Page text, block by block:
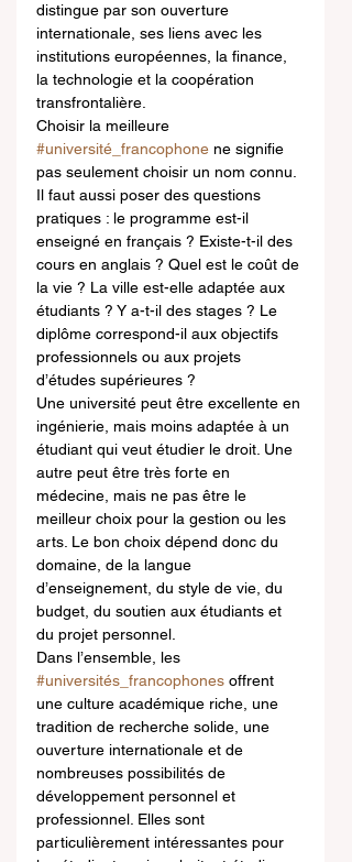
distingue par son ouverture
internationale, ses liens avec les
institutions européennes, la finance,
la technologie et la coopération
transfrontalière.
Choisir la meilleure
#université_francophone ne signifie
pas seulement choisir un nom connu.
Il faut aussi poser des questions
pratiques : le programme est-il
enseigné en français ? Existe-t-il des
cours en anglais ? Quel est le coût de
la vie ? La ville est-elle adaptée aux
étudiants ? Y a-t-il des stages ? Le
diplôme correspond-il aux objectifs
professionnels ou aux projets
d’études supérieures ?
Une université peut être excellente en
ingénierie, mais moins adaptée à un
étudiant qui veut étudier le droit. Une
autre peut être très forte en
médecine, mais ne pas être le
meilleur choix pour la gestion ou les
arts. Le bon choix dépend donc du
domaine, de la langue
d’enseignement, du style de vie, du
budget, du soutien aux étudiants et
du projet personnel.
Dans l’ensemble, les
#universités_francophones offrent
une culture académique riche, une
tradition de recherche solide, une
ouverture internationale et de
nombreuses possibilités de
développement personnel et
professionnel. Elles sont
particulièrement intéressantes pour